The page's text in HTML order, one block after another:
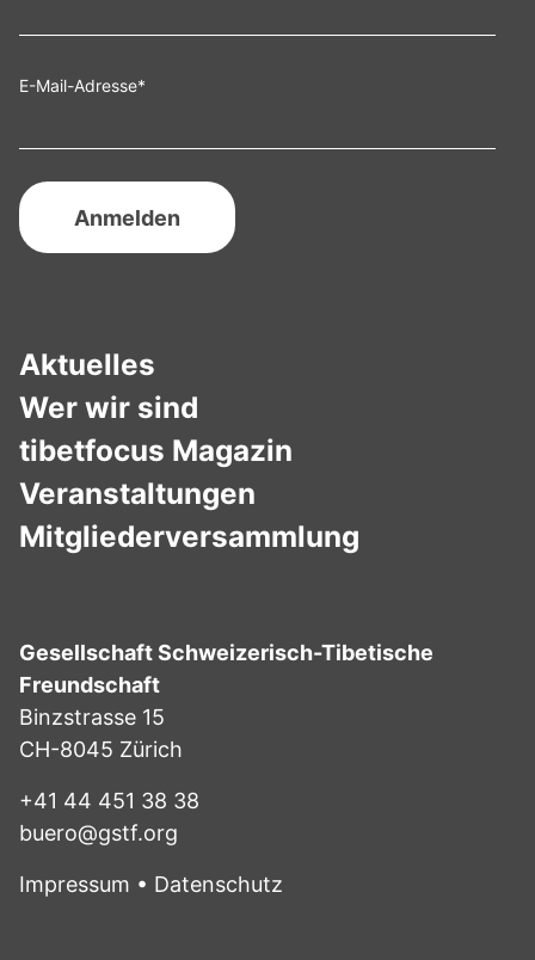
Aktuelles
Wer wir sind
tibetfocus Magazin
Veranstaltungen
Mitgliederversammlung
Gesellschaft Schweizerisch-Tibetische
Freundschaft
Binzstrasse 15
CH-8045 Zürich
+41 44 451 38 38
buero@gstf.org
Impressum • Datenschutz
E-Mail-Adresse*